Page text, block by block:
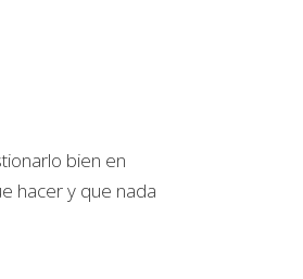
bien en
hacer y que nada